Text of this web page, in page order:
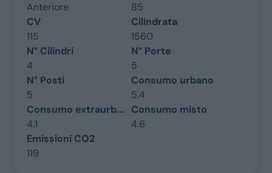
Anteriore
85
CV
115
Cilindrata
1560
N° Cilindri
4
N° Porte
5
N° Posti
5
Consumo urbano
5.4
Consumo extraurb...
4.1
Consumo misto
4.6
Emissioni CO2
119